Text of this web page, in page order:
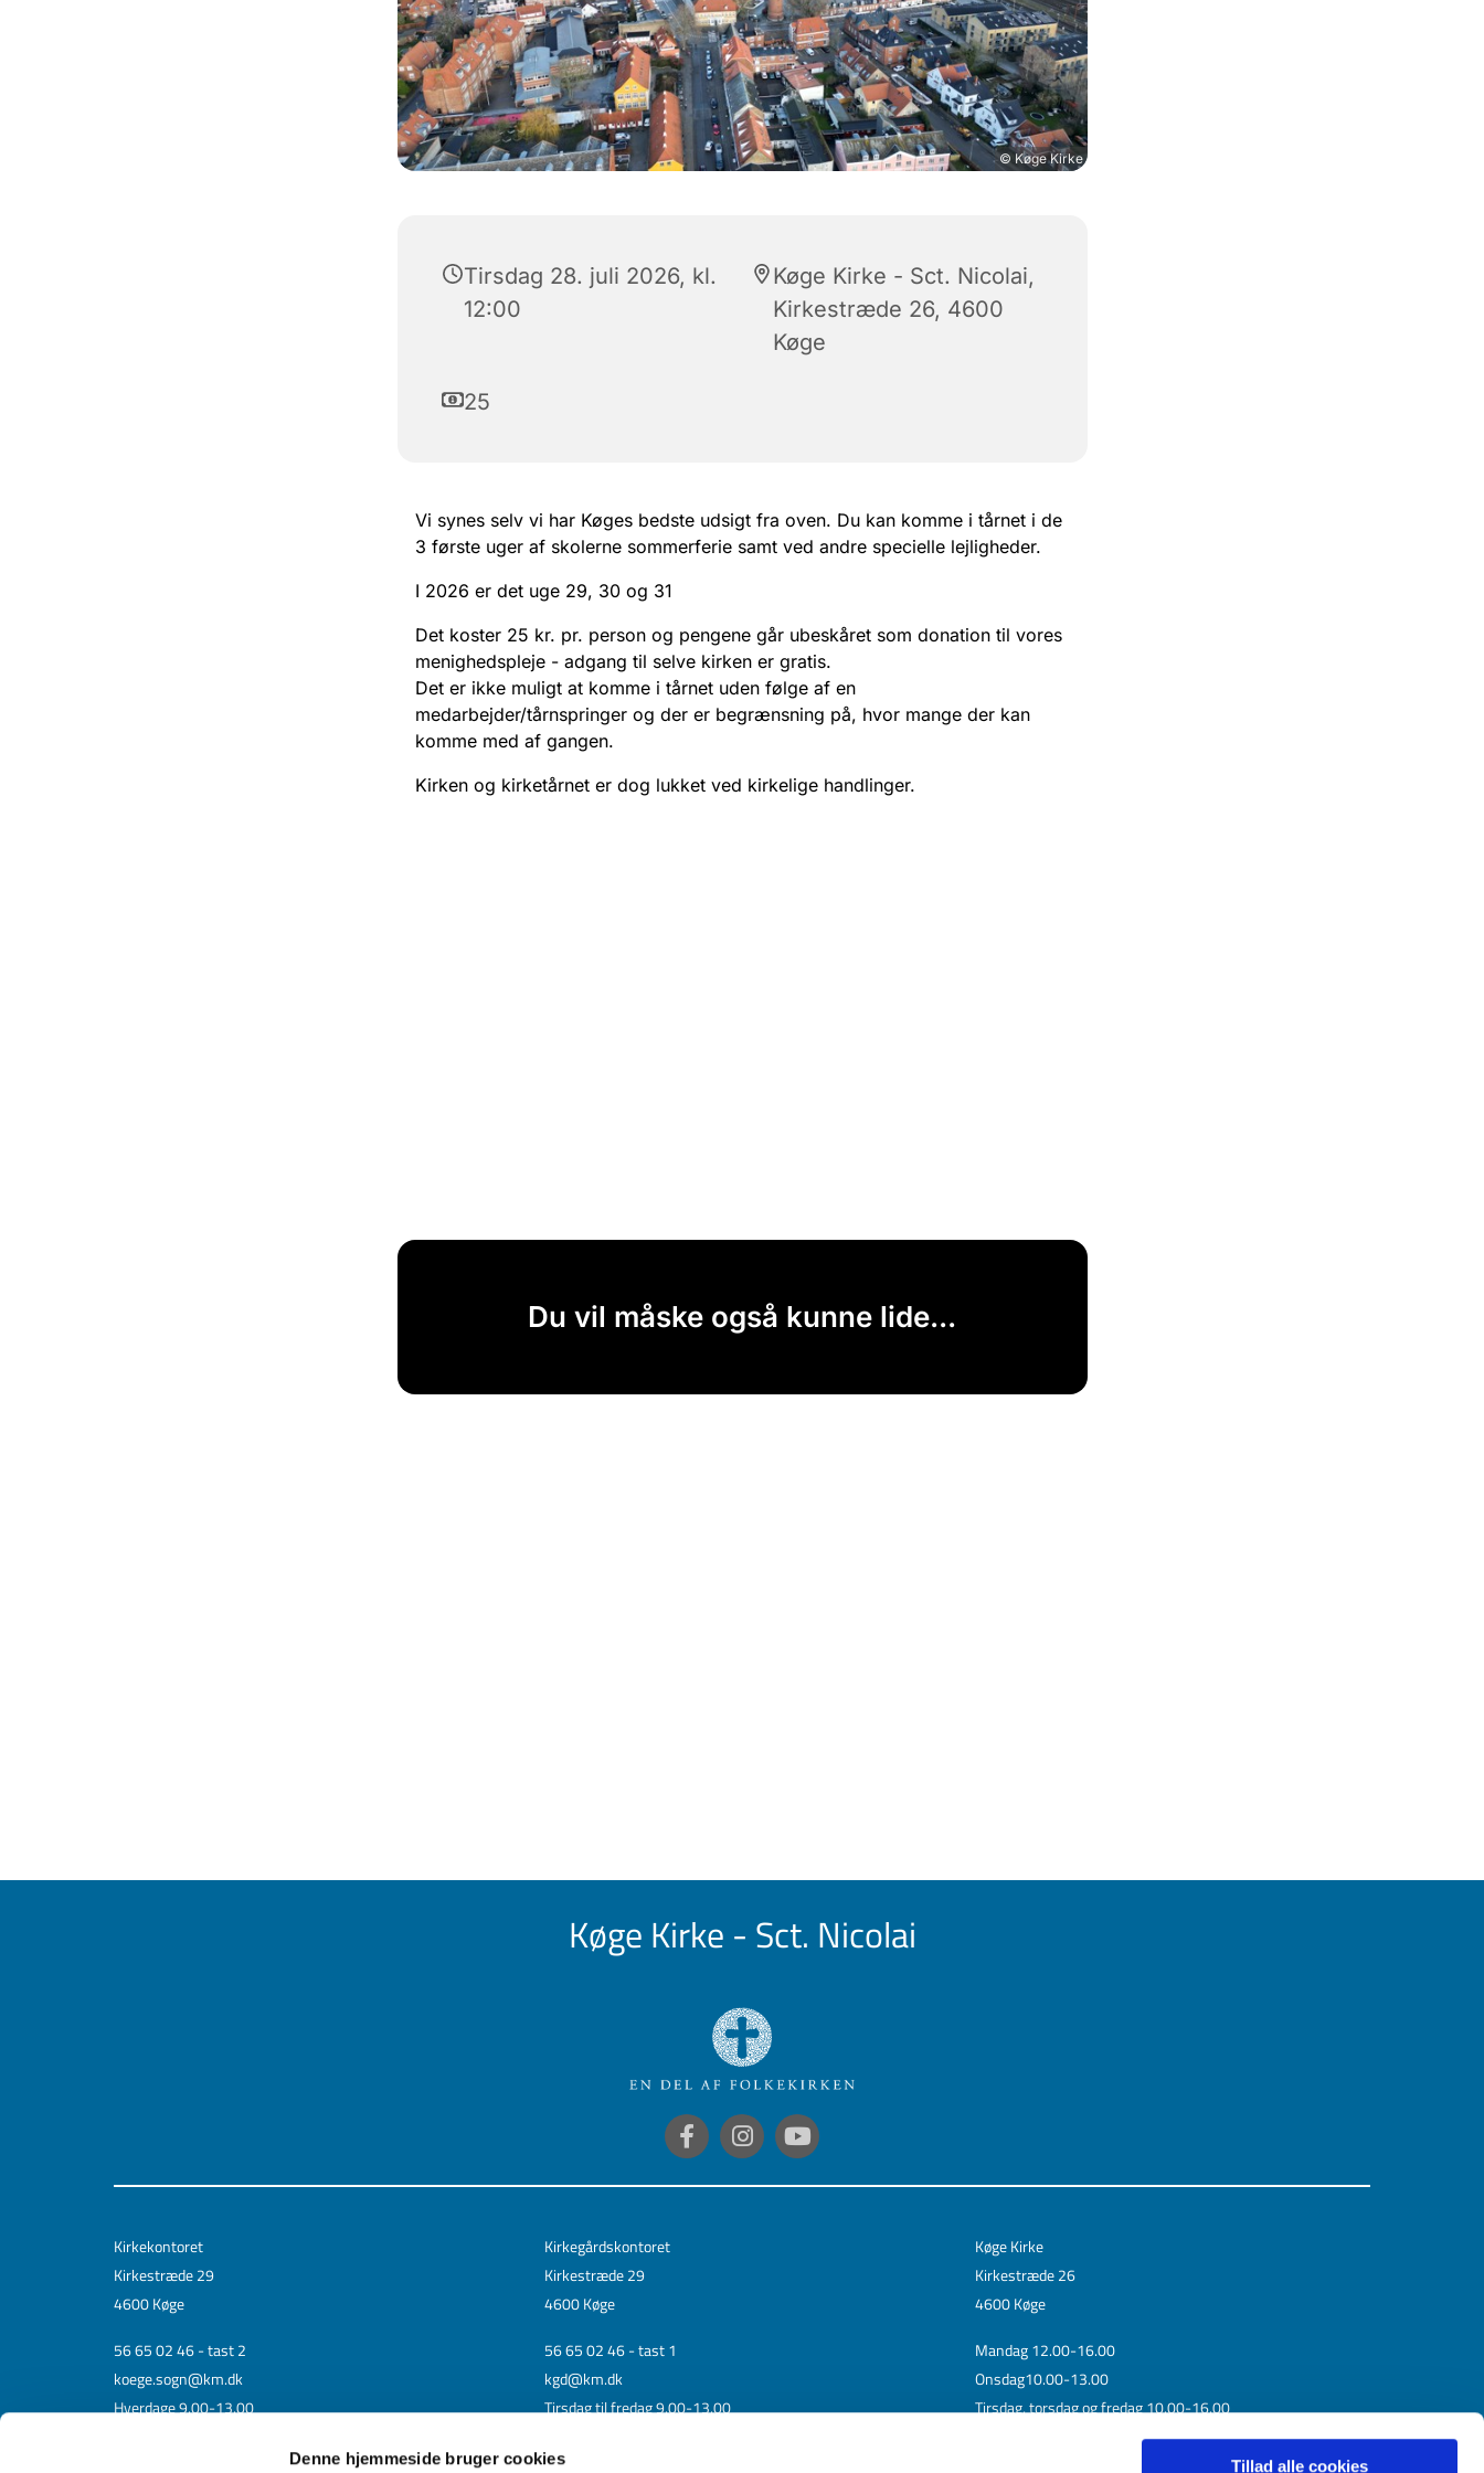
Denne hjemmeside bruger cookies Tillad alle cookies
© Køge Kirke
Tirsdag 28. juli 2026, kl.
12:00
Køge Kirke - Sct. Nicolai,
Kirkestræde 26, 4600
Køge
25
Vi synes selv vi har Køges bedste udsigt fra oven. Du kan komme i tårnet i de
3 første uger af skolerne sommerferie samt ved andre specielle lejligheder.
I 2026 er det uge 29, 30 og 31
Det koster 25 kr. pr. person og pengene går ubeskåret som donation til vores
menighedspleje - adgang til selve kirken er gratis.
Det er ikke muligt at komme i tårnet uden følge af en
medarbejder/tårnspringer og der er begrænsning på, hvor mange der kan
komme med af gangen.
Kirken og kirketårnet er dog lukket ved kirkelige handlinger.
Du vil måske også kunne lide...
Køge Kirke - Sct. Nicolai
Kirkekontoret
Kirkestræde 29
4600 Køge
56 65 02 46 - tast 2
koege.sogn@km.dk
Hverdage 9.00-13.00
Kirkegårdskontoret
Kirkestræde 29
4600 Køge
56 65 02 46 - tast 1
kgd@km.dk
Tirsdag til fredag 9.00-13.00
Køge Kirke
Kirkestræde 26
4600 Køge
Mandag 12.00-16.00
Onsdag10.00-13.00
Tirsdag, torsdag og fredag 10.00-16.00